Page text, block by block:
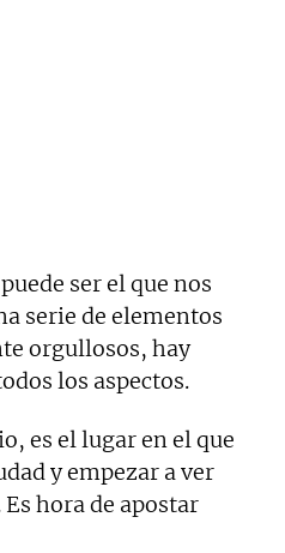
ser el que nos
serie de elementos
orgullosos, hay
los aspectos.
es el lugar en el que
y empezar a ver
hora de apostar